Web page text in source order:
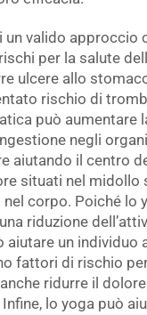
un valido
per la salute
ulcere allo
rischio di
può aumentare
negli
aiutando il centro
situati nel midollo
corpo. Poiché lo
riduzione
aiutare un individuo
fattori di rischio
ridurre il
lo yoga può